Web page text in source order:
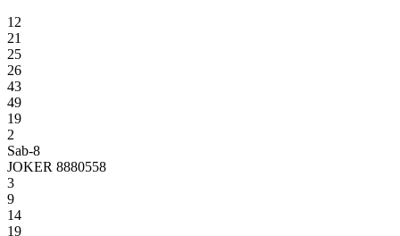
12
21
25
26
43
49
19
2
Sab-8
JOKER 8880558
3
9
14
19